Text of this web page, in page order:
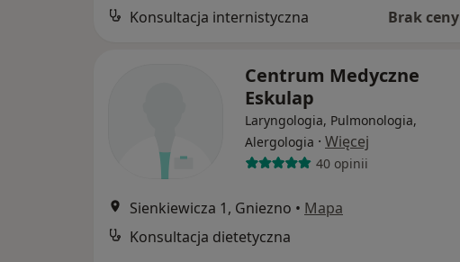
Konsultacja internistyczna Brak ceny
Centrum Medyczne
Eskulap
Laryngologia, Pulmonologia,
Alergologia · Więcej
40 opinii
Sienkiewicza 1, Gniezno • Mapa
Konsultacja dietetyczna